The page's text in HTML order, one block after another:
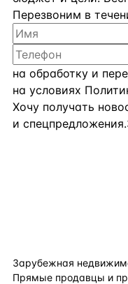
Перезвоним в
на обработку и
на условиях
Хочу получать
и спецпредложения.
Зарубежная
Прямые продавцы и